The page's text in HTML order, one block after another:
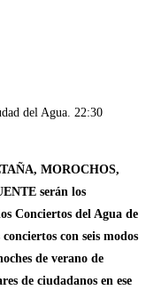
del Agua. 22:30
MOROCHOS,
serán los
Conciertos del Agua de
con seis modos
de verano de
de ciudadanos en ese